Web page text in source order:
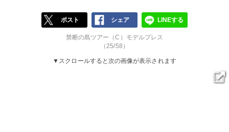
ポスト シェア LINEする
禁断の島ツアー（C）モデルプレス
（25/58）
▼スクロールすると次の画像が表示されます